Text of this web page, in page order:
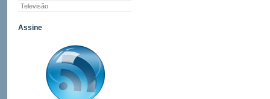
Televisão
Assine